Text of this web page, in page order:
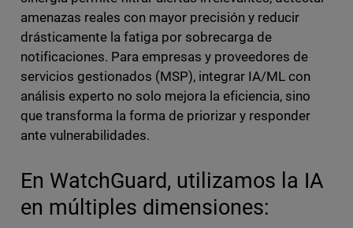
amenazas reales con mayor precisión y reducir
drásticamente la fatiga por sobrecarga de
notificaciones. Para empresas y proveedores de
servicios gestionados (MSP), integrar IA/ML con
análisis experto no solo mejora la eficiencia, sino
que transforma la forma de priorizar y responder
ante vulnerabilidades.
En WatchGuard, utilizamos la IA
en múltiples dimensiones: